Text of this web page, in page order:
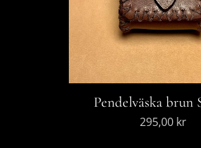
Pendelväska brun
295,00 kr